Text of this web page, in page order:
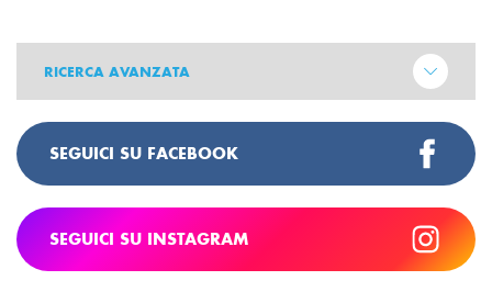
RICERCA AVANZATA
SEGUICI SU FACEBOOK
SEGUICI SU INSTAGRAM